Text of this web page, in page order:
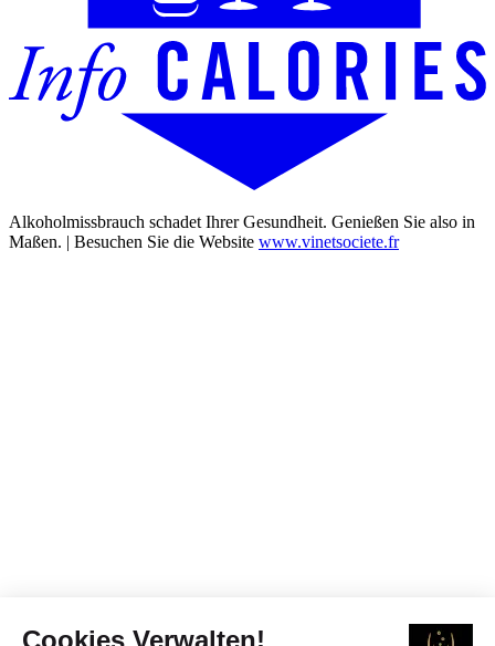
Cookies Verwalten!
Alkoholmissbrauch schadet Ihrer Gesundheit. Genießen Sie also in
Maßen. | Besuchen Sie die Website www.vinetsociete.fr